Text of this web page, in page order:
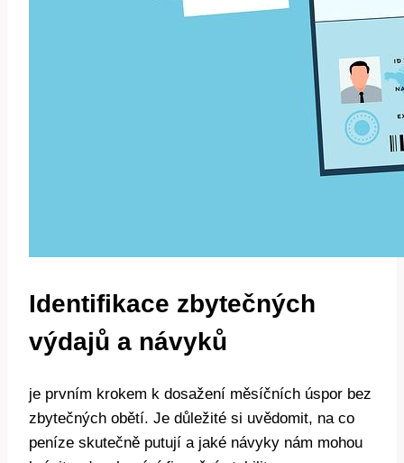
Identifikace zbytečných
výdajů a návyků
je prvním krokem k dosažení měsíčních úspor bez
zbytečných obětí. Je důležité si uvědomit, na co
peníze skutečně putují a jaké návyky nám mohou